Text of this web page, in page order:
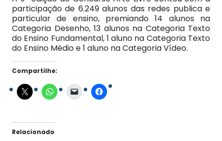
participação de 6.249 alunos das redes publica e
particular de ensino, premiando 14 alunos na
Categoria Desenho, 13 alunos na Categoria Texto
do Ensino Fundamental, 1 aluno na Categoria Texto
do Ensino Médio e 1 aluno na Categoria Vídeo.
Compartilhe:
Relacionado